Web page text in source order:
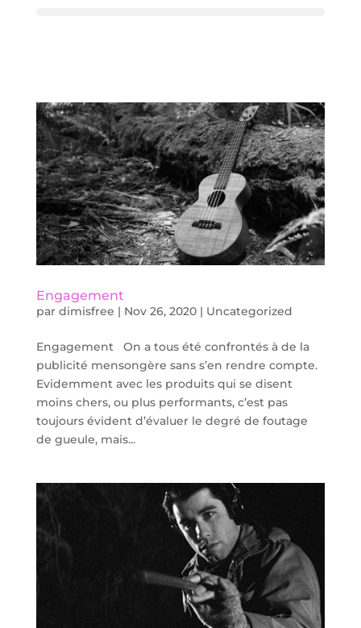
Engagement
par dimisfree | Nov 26, 2020| Uncategorized
Engagement On a tous été confrontés à de la
publicité mensongère sans s’en rendre compte.
Evidemment avec les produits qui se disent
moins chers, ou plus performants, c’est pas
toujours évident d’évaluer le degré de foutage
de gueule, mais...